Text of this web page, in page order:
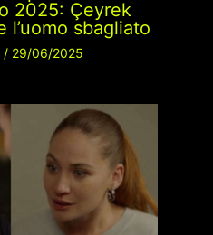
2025: Çeyrek
l’uomo sbagliato
/ 29/06/2025